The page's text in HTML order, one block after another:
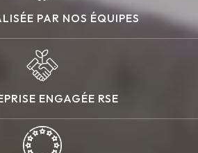
PAR NOS ÉQUIPES
ENGAGÉE RSE